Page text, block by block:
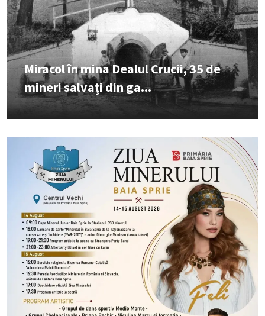
Miracol în mina Dealul Crucii, 35 de
mineri salvați din ga...